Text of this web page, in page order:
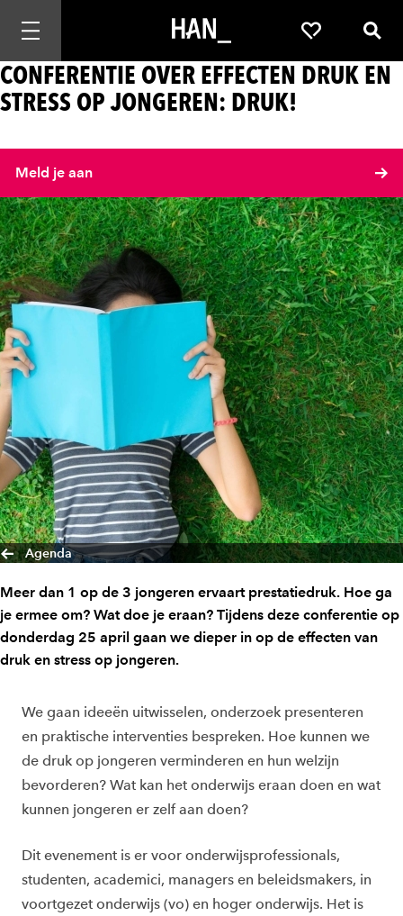
Mobiele navigatie openen Favorieten
CONFERENTIE OVER EFFECTEN DRUK EN
STRESS OP JONGEREN: DRUK!
Meld je aan
Agenda
Meer dan 1 op de 3 jongeren ervaart prestatiedruk. Hoe ga
je ermee om? Wat doe je eraan? Tijdens deze conferentie op
donderdag 25 april gaan we dieper in op de effecten van
druk en stress op jongeren.
We gaan ideeën uitwisselen, onderzoek presenteren
en praktische interventies bespreken. Hoe kunnen we
de druk op jongeren verminderen en hun welzijn
bevorderen? Wat kan het onderwijs eraan doen en wat
kunnen jongeren er zelf aan doen?
Dit evenement is er voor onderwijsprofessionals,
studenten, academici, managers en beleidsmakers, in
voortgezet onderwijs (vo) en hoger onderwijs. Het is